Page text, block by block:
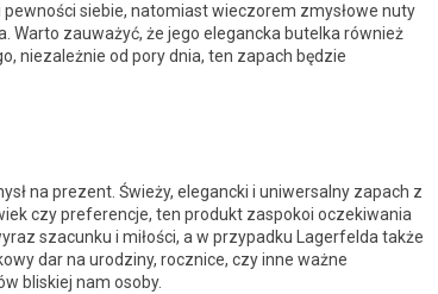
siebie, natomiast wieczorem zmysłowe nuty
Warto zauważyć, że jego elegancka butelka również
niezależnie od pory dnia, ten zapach będzie
na prezent. Świeży, elegancki i uniwersalny zapach z
czy preferencje, ten produkt zaspokoi oczekiwania
szacunku i miłości, a w przypadku Lagerfelda także
dar na urodziny, rocznice, czy inne ważne
bliskiej nam osoby.